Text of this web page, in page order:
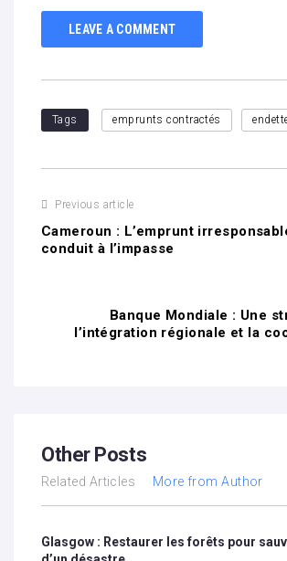
LEAVE A COMMENT
Tags emprunts contractés
Previous article
Cameroun : L’emprunt
conduit à l’impasse
Banque Mondiale : Une
l’intégration régionale et la
Other Posts
Related Articles More from Author
Glasgow : Restaurer les forêts pour